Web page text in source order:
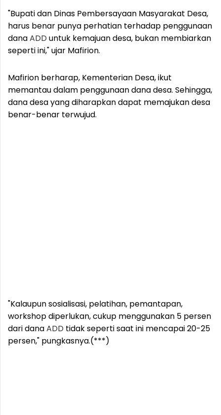
"Bupati dan Dinas Pembersayaan Masyarakat Desa,
harus benar punya perhatian terhadap penggunaan
danaADD untuk kemajuan desa, bukan membiarkan
seperti ini," ujar Mafirion.
Mafirion berharap, Kementerian Desa, ikut
memantau dalam penggunaan dana desa. Sehingga,
dana desa yang diharapkan dapat memajukan desa
benar-benar terwujud.
"Kalaupun sosialisasi, pelatihan, pemantapan,
workshop diperlukan, cukup menggunakan 5 persen
dari danaADD tidak seperti saat ini mencapai 20-25
persen," pungkasnya.(***)